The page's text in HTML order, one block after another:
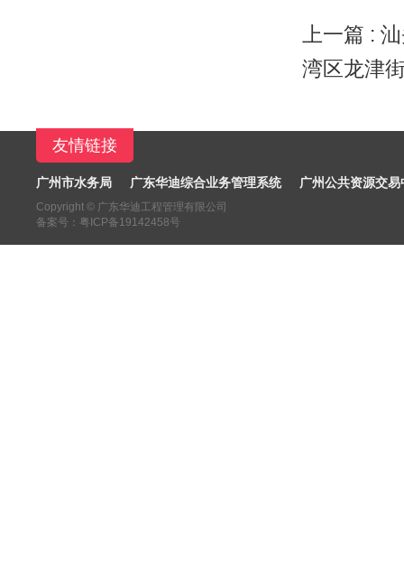
上一篇 :
湾区龙津
友情链接
广州市水务局 广东华迪综合业务管理系统 广州公共资源交易
Copyright © 广东华迪工程管理有限公司
备案号：粤ICP备19142458号